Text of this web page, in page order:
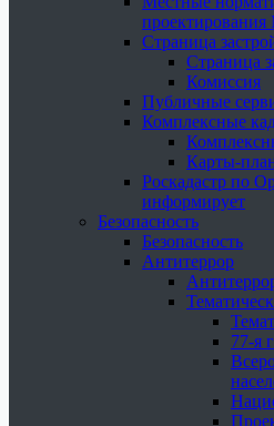
Страница
Страница
Комиссия
Публичные
Комплексные
Карты-
Роскадастр по
информирует
Безопасность
Безопасность
Антитеррор
77-я